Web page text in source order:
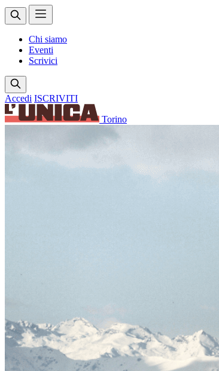
Chi siamo
Eventi
Scrivici
Accedi ISCRIVITI
Torino